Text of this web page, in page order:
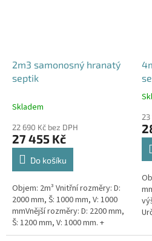
2m3 samonosný hranatý
septik
Skladem
22 690 Kč bez DPH
27 455 Kč
Do košíku
Objem: 2m³ Vnitřní rozměry: D:
2000 mm, Š: 1000 mm, V: 1000
mmVnější rozměry: D: 2200 mm,
Š: 1200 mm, V: 1000 mm. +
komínek Určeno pro 1-3
je
4,3
23